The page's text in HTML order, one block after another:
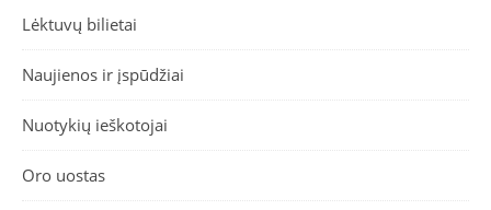
Lėktuvų bilietai
Naujienos ir įspūdžiai
Nuotykių ieškotojai
Oro uostas